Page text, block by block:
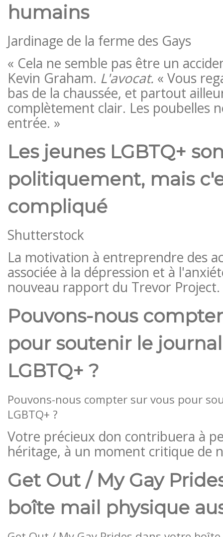
humains
Jardinage de la ferme des Gays
« Cela ne semble pas être un
Kevin Graham. L'avocat. « Vous
bas de la chaussée, et partout
complètement clair. Les poubelles
entrée. »
Les jeunes LGBTQ+
politiquement, mais
compliqué
Shutterstock
La motivation à entreprendre des
associée à la dépression et à
nouveau rapport du Trevor Project.
Pouvons-nous
pour soutenir le
LGBTQ+ ?
Pouvons-nous compter sur vous pour
LGBTQ+ ?
Votre précieux don contribuera à
héritage, à un moment critique de
Get Out / My Gay
boîte mail physique